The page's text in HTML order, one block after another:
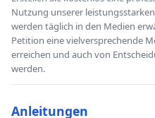
Nutzung unserer
werden täglich in den Medien
Petition eine vielversprechende
erreichen und auch von
werden.
Anleitungen